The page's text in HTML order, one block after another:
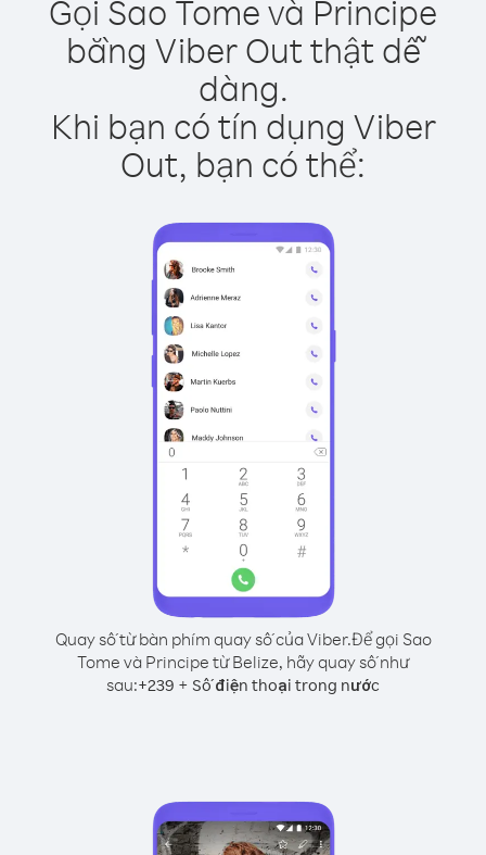
Gọi Sao Tome và Principe
bằng Viber Out thật dễ
dàng.
Khi bạn có tín dụng Viber
Out, bạn có thể:
Quay số từ bàn phím quay số của Viber.Để gọi Sao
Tome và Principe từ Belize, hãy quay số như
sau:+239 + Số điện thoại trong nước